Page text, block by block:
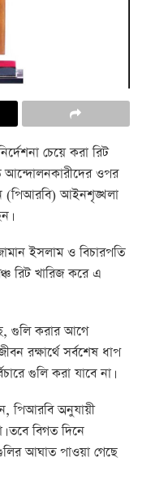
চেয়ে করা রিট
আন্দোলনকারীদের ওপর
(পিআরবি) আইনশৃঙ্খলা
ইসলাম ও বিচারপতি
রিট খারিজ করে এ
গুলি করার আগে
রক্ষার্থে সর্বশেষ ধাপ
গুলি করা যাবে না।
পিআরবি অনুযায়ী
তবে বিগত দিনে
আঘাত পাওয়া গেছে